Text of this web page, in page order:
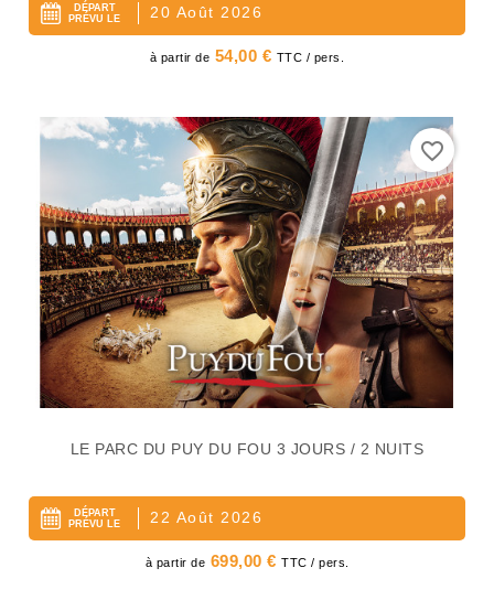
DÉPART
PRÉVU LE
20 Août 2026
Prix
à partir de 54,00 € TTC / pers.
LE PARC DU PUY DU FOU 3 JOURS / 2 NUITS
DÉPART
PRÉVU LE
22 Août 2026
Prix
à partir de 699,00 € TTC / pers.
favorite_border